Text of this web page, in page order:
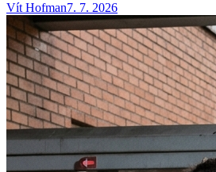
Vít Hofman7. 7. 2026